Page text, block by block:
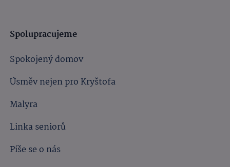
Spolupracujeme
Spokojený domov
Úsměv nejen pro Kryštofa
Malyra
Linka seniorů
Píše se o nás